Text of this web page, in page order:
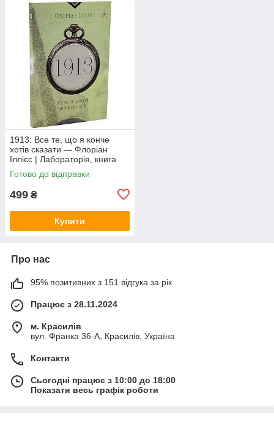
1913: Все те, що я конче
хотів сказати — Флоріан
Іллієс | Лабораторія, книга
українською, нова, м'яка
Готово до відправки
499 ₴
Купити
Про нас
95% позитивних з 151 відгука за рік
Працює з 28.11.2024
м. Красилів
вул. Франка 36-А, Красилів, Україна
Контакти
Сьогодні працює з 10:00 до 18:00
Показати весь графік роботи